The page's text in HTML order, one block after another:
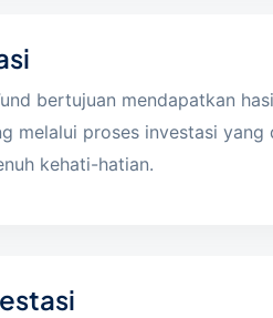
bertujuan mendapatkan
melalui proses investasi yang
kehati-hatian.